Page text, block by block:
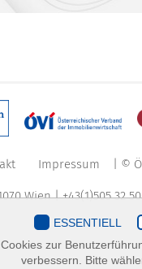
Impressum | ©
Wien | +43(1)505 32
ESSENTIELL
zur
verbessern. Bitte